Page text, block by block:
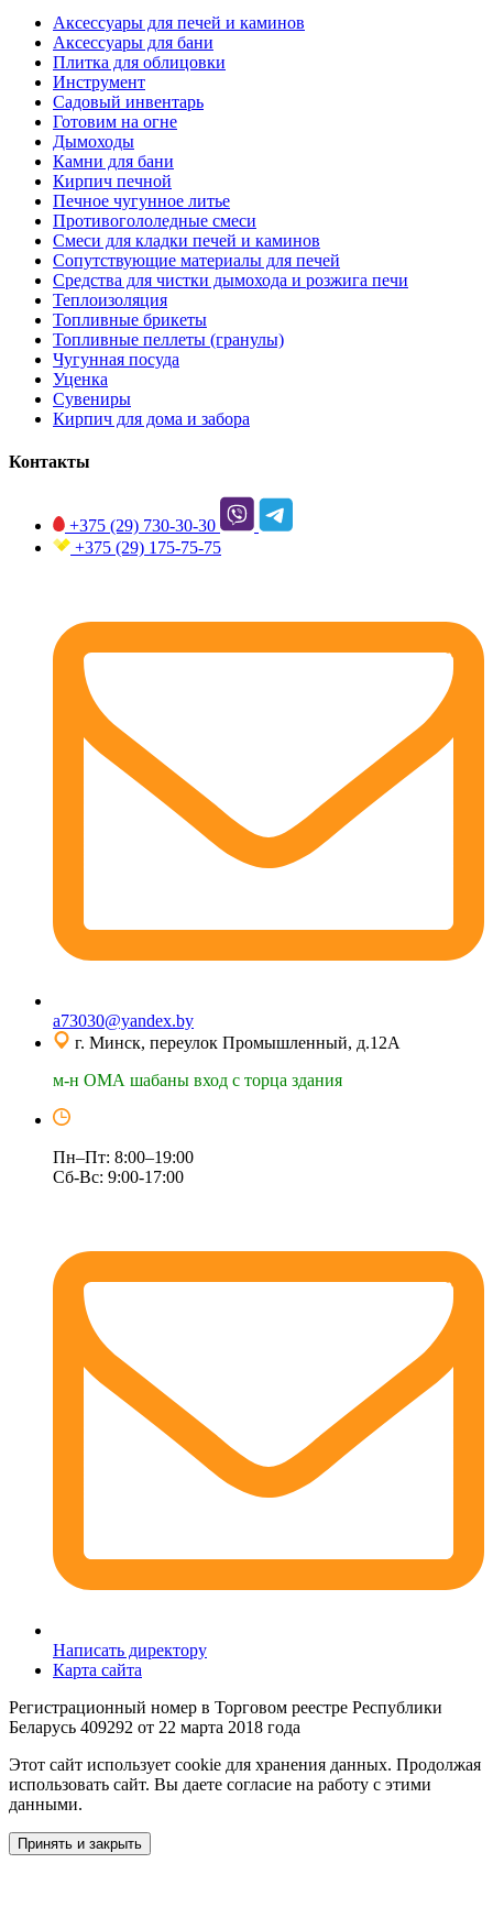
Аксессуары для печей и каминов
Аксессуары для бани
Плитка для облицовки
Инструмент
Садовый инвентарь
Готовим на огне
Дымоходы
Камни для бани
Кирпич печной
Печное чугунное литье
Противогололедные смеси
Смеси для кладки печей и каминов
Сопутствующие материалы для печей
Средства для чистки дымохода и розжига печи
Теплоизоляция
Топливные брикеты
Топливные пеллеты (гранулы)
Чугунная посуда
Уценка
Сувениры
Кирпич для дома и забора
Контакты
+375 (29) 730-30-30
+375 (29) 175-75-75
a73030@yandex.by
г. Минск, переулок Промышленный, д.12А
м-н ОМА шабаны вход с торца здания
Пн–Пт: 8:00–19:00
Сб-Вс: 9:00-17:00
Написать директору
Карта сайта
Регистрационный номер в Торговом реестре Республики
Беларусь 409292 от 22 марта 2018 года
Этот сайт использует cookie для хранения данных. Продолжая
использовать сайт. Вы даете согласие на работу с этими
данными.
Принять и закрыть